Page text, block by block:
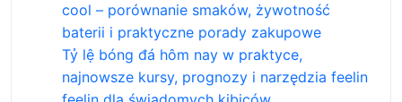
cool – porównanie smaków, żywotność
baterii i praktyczne porady zakupowe
Tỷ lệ bóng đá hôm nay w praktyce,
najnowsze kursy, prognozy i narzędzia feelin